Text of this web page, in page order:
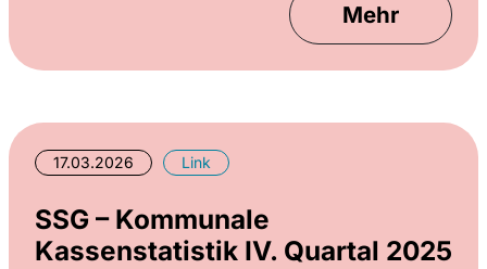
Mehr
17.03.2026 Link
SSG – Kommunale
Kassenstatistik IV. Quartal 2025